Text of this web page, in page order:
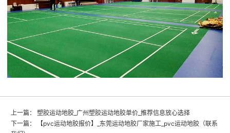
上一篇：
塑胶运动地胶_广州塑胶运动地胶单价_推荐信息放心选择
下一篇：
【pvc运动地胶报价】_东莞运动地胶厂家施工_pvc运动地胶（联系